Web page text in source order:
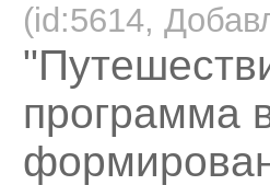
(id:5614,
программа